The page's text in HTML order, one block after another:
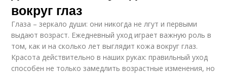
вокруг глаз
Глаза – зеркало души: они никогда не лгут и первыми
выдают возраст. Ежедневный уход играет важную роль в
том, как и на сколько лет выглядит кожа вокруг глаз.
Красота действительно в наших руках: правильный уход
способен не только замедлить возрастные изменения, но